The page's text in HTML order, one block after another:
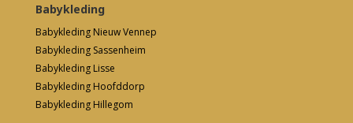
Babykleding
Babykleding Nieuw Vennep
Babykleding Sassenheim
Babykleding Lisse
Babykleding Hoofddorp
Babykleding Hillegom